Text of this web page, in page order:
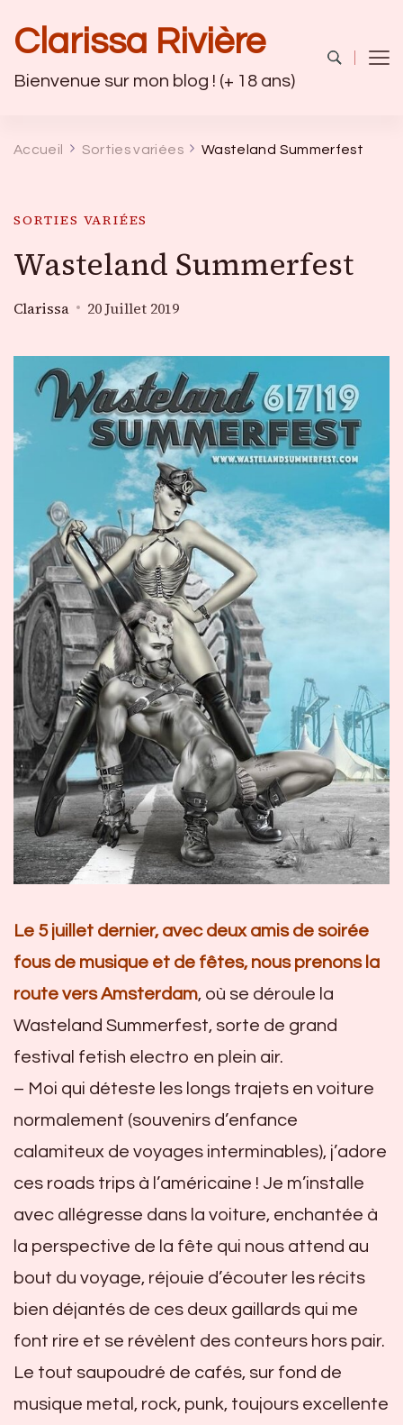
Clarissa Rivière
Bienvenue sur mon blog ! (+ 18 ans)
Accueil Sorties variées Wasteland Summerfest
SORTIES VARIÉES
Wasteland Summerfest
Clarissa 20 Juillet 2019
Le 5 juillet dernier, avec deux amis de soirée
fous de musique et de fêtes, nous prenons la
route vers Amsterdam, où se déroule la
Wasteland Summerfest, sorte de grand
festival fetish electro en plein air.
– Moi qui déteste les longs trajets en voiture
normalement (souvenirs d’enfance
calamiteux de voyages interminables), j’adore
ces roads trips à l’américaine ! Je m’installe
avec allégresse dans la voiture, enchantée à
la perspective de la fête qui nous attend au
bout du voyage, réjouie d’écouter les récits
bien déjantés de ces deux gaillards qui me
font rire et se révèlent des conteurs hors pair.
Le tout saupoudré de cafés, sur fond de
musique metal, rock, punk, toujours excellente